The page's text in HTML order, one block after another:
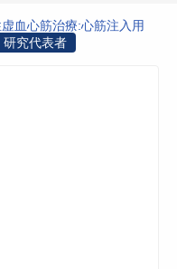
血心筋治療:心筋注入用
研究代表者